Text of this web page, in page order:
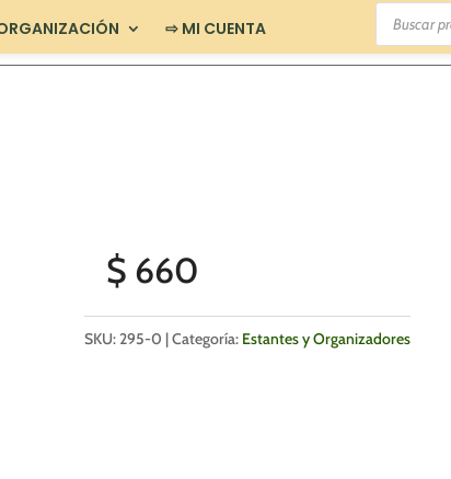
⇨ MI CUENTA
Búsqueda
productos
$ 660
SKU:295-0 Categoría: Estantes y Organizadores